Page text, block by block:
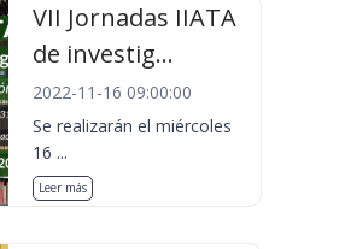
VII Jornadas IIATA
de investig...
2022-11-16 09:00:00
Se realizarán el miércoles
16 ...
Leer más